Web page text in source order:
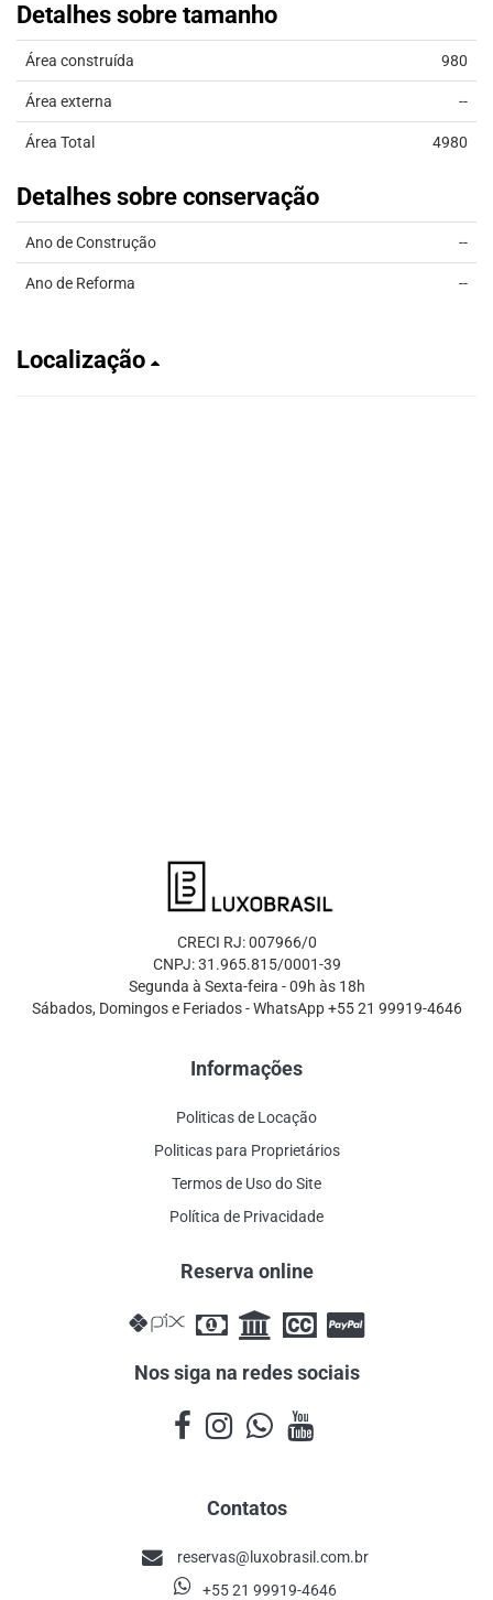
Detalhes sobre tamanho
Área construída 980
Área externa --
Área Total 4980
Detalhes sobre conservação
Ano de Construção --
Ano de Reforma --
Localização
CRECI RJ: 007966/0
CNPJ: 31.965.815/0001-39
Segunda à Sexta-feira - 09h às 18h
Sábados, Domingos e Feriados - WhatsApp +55 21 99919-4646
Informações
Politicas de Locação
Politicas para Proprietários
Termos de Uso do Site
Política de Privacidade
Reserva online
Nos siga na redes sociais
Contatos
reservas@luxobrasil.com.br
+55 21 99919-4646